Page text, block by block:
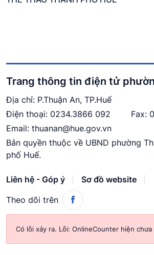
Trang thông tin điện tử
Địa chỉ: P.Thuận An, TP.Huế
Điện thoại: 0234.3866 092
Fax:
Email: thuanan@hue.gov.vn
Bản quyền thuộc về UBND phường
phố Huế.
Liên hệ - Góp ý
Sơ đồ website
Theo dõi trên
Có lỗi xảy ra. Lỗi: OnlineCounter hiện chưa